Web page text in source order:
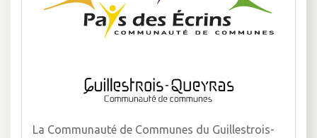
La Communauté de Communes du Guillestrois-